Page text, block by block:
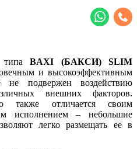
типаBAXI (БАКСИ)SLIM
и высокоэффективным
не подвержен воздействию
внешних факторов.
также отличается своим
исполнением – небольшие
легко размещать ее в